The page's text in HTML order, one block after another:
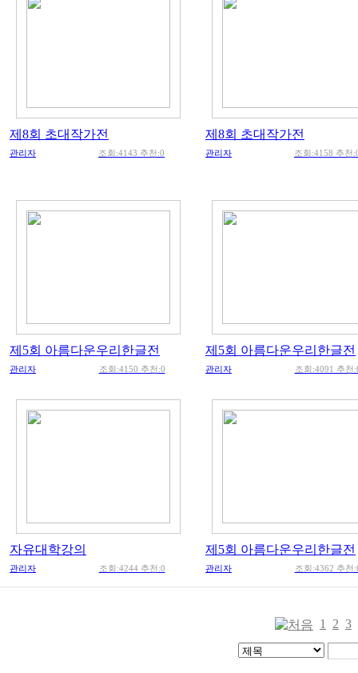
제8회 초대작가전
관리자 조회:4143 추천:0
제8회 초대작가전
관리자 조회:4158 추천
제5회 아름다운우리한글전
관리자 조회:4150 추천:0
제5회 아름다운우리한글전
관리자 조회:4091 추천
자유대학강의
관리자 조회:4244 추천:0
제5회 아름다운우리한글전
관리자 조회:4362 추천
1 2 3